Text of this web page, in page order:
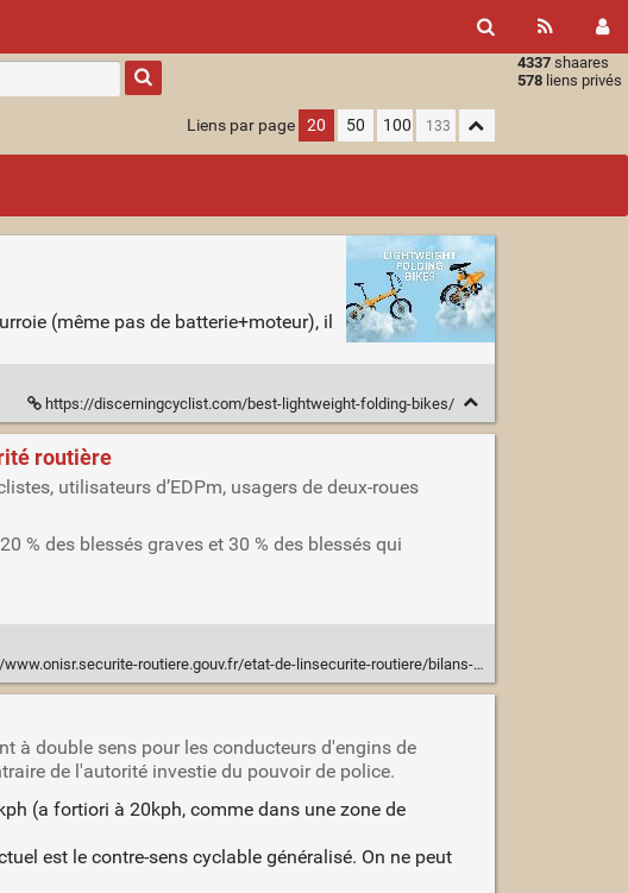
4337 shaares
578 liens privés
Type 1 or
more
characters
results.
Liens par page 20 50 100
(même pas de batterie+moteur), il
https://discerningcyclist.com/best-lightweight-folding-bikes/
routière
utilisateurs d’EDPm, usagers de deux-roues
% des blessés graves et 30 % des blessés qui
routiere.gouv.fr/etat-de-linsecurite-routiere/bilans-annuels-de-la-securite-routiere/bilan-2023-de-la-securite-routiere
à double sens pour les conducteurs d'engins de
de l'autorité investie du pouvoir de police.
(a fortiori à 20kph, comme dans une zone de
est le contre-sens cyclable généralisé. On ne peut